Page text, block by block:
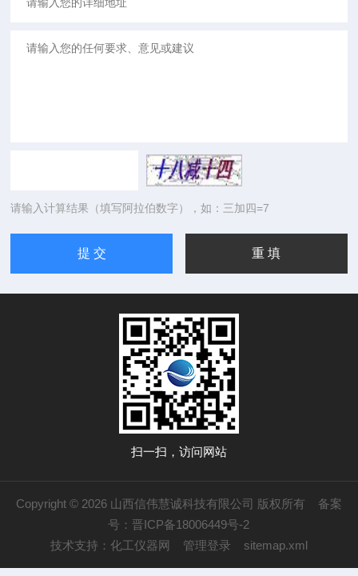
请输入计算结果（填写阿拉伯数字），如：三加四=7
扫一扫，访问网站
Copyright © 2026 山西信伟慧诚科技有限公司 版权所有 备案
号：晋ICP备18006449号-2
技术支持： 化工仪器网 管理登录 sitemap.xml